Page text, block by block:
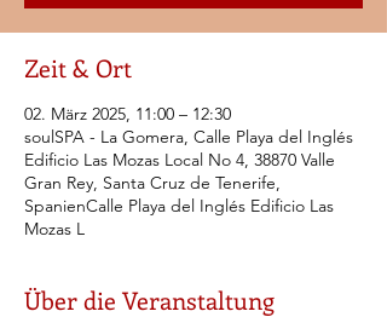
Zeit & Ort
02. März 2025, 11:00 – 12:30
soulSPA - La Gomera, Calle Playa del Inglés
Edificio Las Mozas Local No 4, 38870 Valle
Gran Rey, Santa Cruz de Tenerife,
SpanienCalle Playa del Inglés Edificio Las
Mozas L
Über die Veranstaltung